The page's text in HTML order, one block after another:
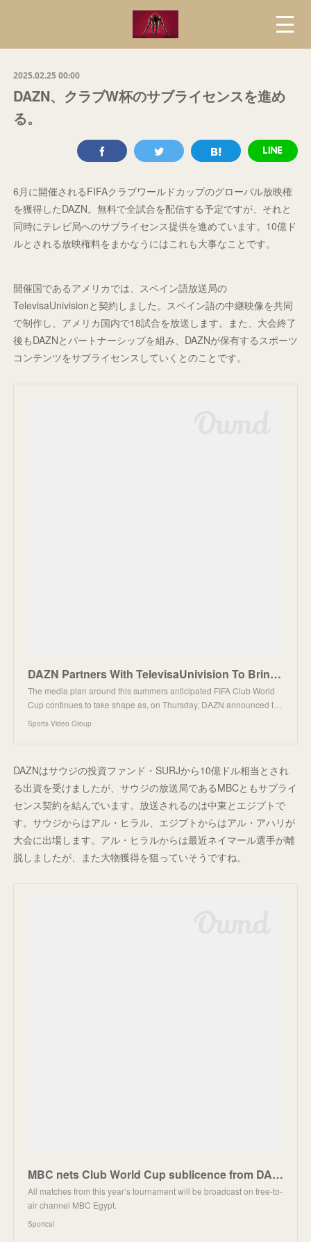
2025.02.25 00:00
DAZN、クラブW杯のサブライセンスを進め
る。
6月に開催されるFIFAクラブワールドカップのグローバル放映権
を獲得したDAZN。無料で全試合を配信する予定ですが、それと
同時にテレビ局へのサブライセンス提供を進めています。10億ド
ルとされる放映権料をまかなうにはこれも大事なことです。
開催国であるアメリカでは、スペイン語放送局の
TelevisaUnivisionと契約しました。スペイン語の中継映像を共同
で制作し、アメリカ国内で18試合を放送します。また、大会終了
後もDAZNとパートナーシップを組み、DAZNが保有するスポーツ
コンテンツをサブライセンスしていくとのことです。
DAZN Partners With TelevisaUnivision To Bring 18 Matches of FIFA Club World Cup 2025 to Spanish-lang
The media plan around this summers anticipated FIFA Club World
Cup continues to take shape as, on Thursday, DAZN announced t…
Sports Video Group
DAZNはサウジの投資ファンド・SURJから10億ドル相当とされ
る出資を受けましたが、サウジの放送局であるMBCともサブライ
センス契約を結んでいます。放送されるのは中東とエジプトで
す。サウジからはアル・ヒラル、エジプトからはアル・アハリが
大会に出場します。アル・ヒラルからは最近ネイマール選手が離
脱しましたが、また大物獲得を狙っていそうですね。
MBC nets Club World Cup sublicence from DAZN, Netgem adds FIFA+ - Sportcal
All matches from this year’s tournament will be broadcast on free-to-
air channel MBC Egypt.
Sportcal